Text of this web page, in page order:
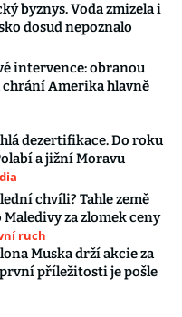
byznys. Voda zmizela i
dosud nepoznalo
intervence: obranou
chrání Amerika hlavně
dezertifikace. Do roku
a jižní Moravu
chvíli? Tahle země
za zlomek ceny
ruch
Muska drží akcie za
příležitosti je pošle